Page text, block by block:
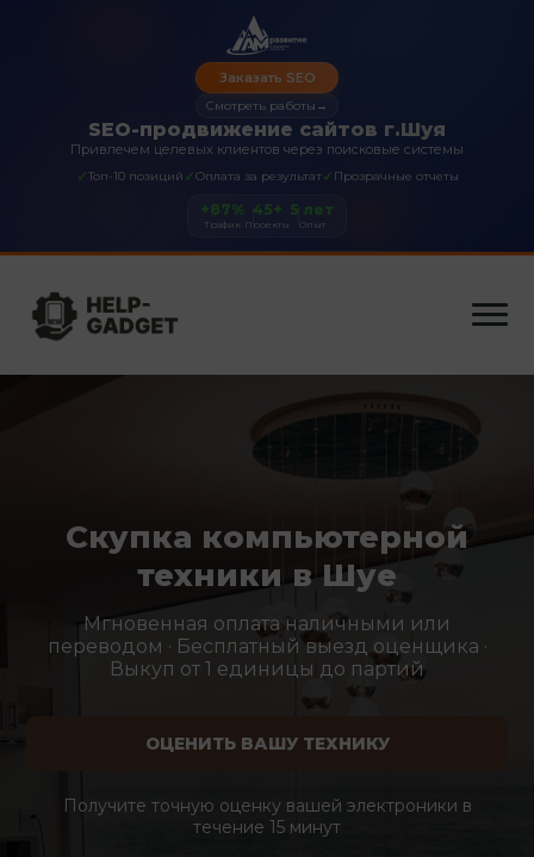
SEO-продвижение сайтов г.Шуя
Привлечем целевых клиентов через поисковые системы
✓Топ-10 позиций ✓Оплата за результат✓ Прозрачные отчеты
Заказать SEO
Смотреть работы →
+87%
Трафик
45+
Проекты
5 лет
Опыт
Скупка компьютерной
техники в Шуе
Мгновенная оплата наличными или
переводом · Бесплатный выезд оценщика ·
Выкуп от 1 единицы до партий
ОЦЕНИТЬ ВАШУ ТЕХНИКУ
Получите точную оценку вашей электроники в
течение 15 минут